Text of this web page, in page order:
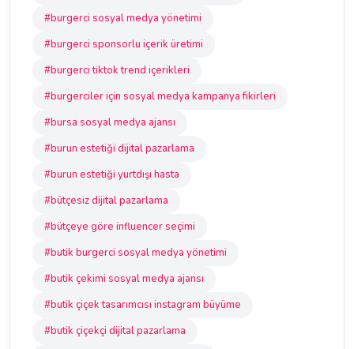
#burgerci sosyal medya yönetimi
#burgerci sponsorlu içerik üretimi
#burgerci tiktok trend içerikleri
#burgerciler için sosyal medya kampanya fikirleri
#bursa sosyal medya ajansı
#burun estetiği dijital pazarlama
#burun estetiği yurtdışı hasta
#bütçesiz dijital pazarlama
#bütçeye göre influencer seçimi
#butik burgerci sosyal medya yönetimi
#butik çekimi sosyal medya ajansı
#butik çiçek tasarımcısı instagram büyüme
#butik çiçekçi dijital pazarlama